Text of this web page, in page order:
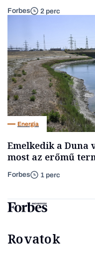
Forbes 2 perc
Energia
Emelkedik a Duna
most az erőmű
Forbes 1 perc
Rovatok